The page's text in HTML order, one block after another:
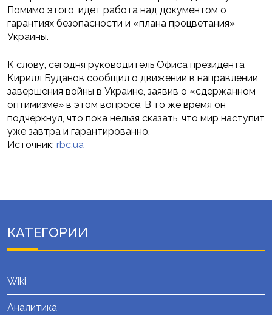
Помимо этого, идет работа над документом о
гарантиях безопасности и «плана процветания»
Украины.
К слову, сегодня руководитель Офиса президента
Кирилл Буданов сообщил о движении в направлении
завершения войны в Украине, заявив о «сдержанном
оптимизме» в этом вопросе. В то же время он
подчеркнул, что пока нельзя сказать, что мир наступит
уже завтра и гарантированно.
Источник: rbc.ua
КАТЕГОРИИ
Wiki
Аналитика